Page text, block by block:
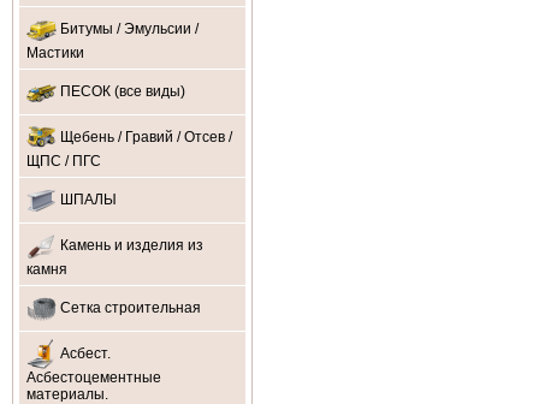
Битумы / Эмульсии /
Мастики
ПЕСОК (все виды)
Щебень / Гравий / Отсев /
ЩПС / ПГС
ШПАЛЫ
Камень и изделия из
камня
Сетка строительная
Асбест.
Асбестоцементные
материалы.